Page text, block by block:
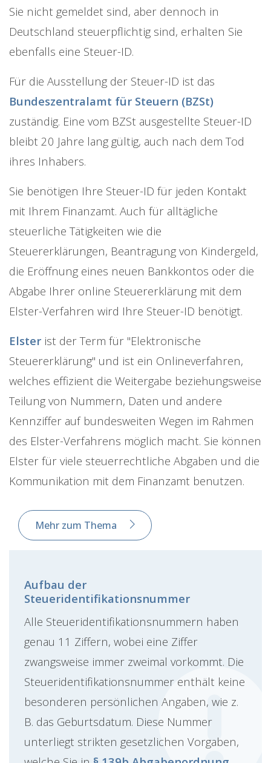
Sie nicht gemeldet sind, aber dennoch in
Deutschland steuerpflichtig sind, erhalten Sie
ebenfalls eine Steuer-ID.
Für die Ausstellung der Steuer-ID ist das
Bundeszentralamt für Steuern (BZSt)
zuständig. Eine vom BZSt ausgestellte Steuer-ID
bleibt 20 Jahre lang gültig, auch nach dem Tod
ihres Inhabers.
Sie benötigen Ihre Steuer-ID für jeden Kontakt
mit Ihrem Finanzamt. Auch für alltägliche
steuerliche Tätigkeiten wie die
Steuererklärungen, Beantragung von Kindergeld,
die Eröffnung eines neuen Bankkontos oder die
Abgabe Ihrer online Steuererklärung mit dem
Elster-Verfahren wird Ihre Steuer-ID benötigt.
Elster ist der Term für "Elektronische
Steuererklärung" und ist ein Onlineverfahren,
welches effizient die Weitergabe beziehungsweise
Teilung von Nummern, Daten und andere
Kennziffer auf bundesweiten Wegen im Rahmen
des Elster-Verfahrens möglich macht. Sie können
Elster für viele steuerrechtliche Abgaben und die
Kommunikation mit dem Finanzamt benutzen.
Mehr zum Thema
Aufbau der
Steueridentifikationsnummer
Alle Steueridentifikationsnummern haben
genau 11 Ziffern, wobei eine Ziffer
zwangsweise immer zweimal vorkommt. Die
Steueridentifikationsnummer enthält keine
besonderen persönlichen Angaben, wie z.
B. das Geburtsdatum. Diese Nummer
unterliegt strikten gesetzlichen Vorgaben,